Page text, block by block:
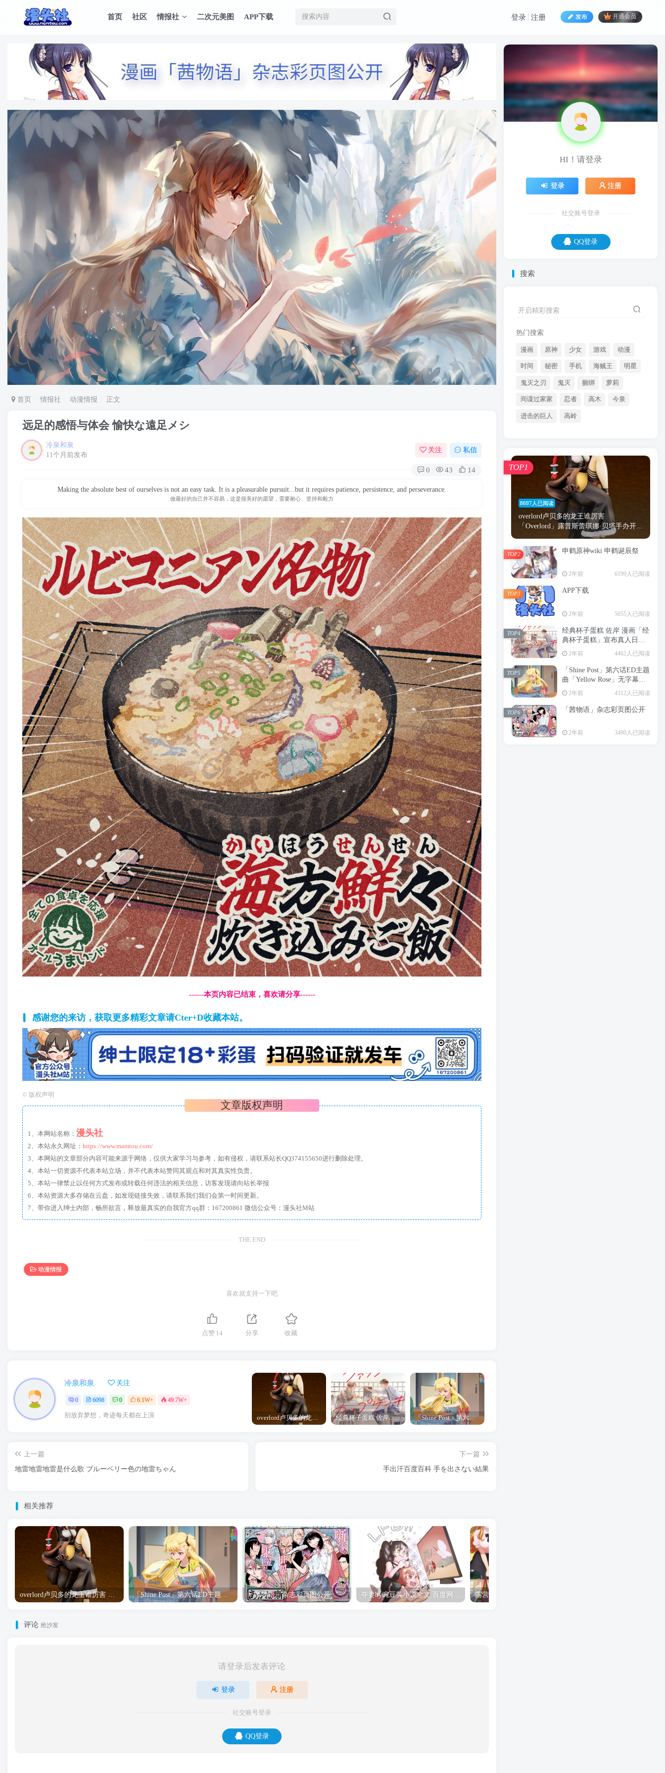
首页 社区 情报社 二次元美图 APP下载 发布 开通会员
登录 注册
首页 情报社 动漫情报 正文
远足的感悟与体会 愉快な遠足メシ
冷泉和泉
11个月前发布
关注 私信
0 43 14
Making the absolute best of ourselves is not an easy task. It is a pleasurable pursuit...but it requires patience, persistence, and perseverance.
做最好的自己并不容易，这是很美好的愿望，需要耐心、坚持和毅力
------本页内容已结束，喜欢请分享------
感谢您的来访，获取更多精彩文章请Cter+D收藏本站。
© 版权声明
文章版权声明
1、本网站名称： 漫头社
2、本站永久网址： https://www.mamtou.com/
3、本网站的文章部分内容可能来源于网络，仅供大家学习与参考，如有侵权，请联系站长QQ374155650进行删除处理。
4、本站一切资源不代表本站立场，并不代表本站赞同其观点和对其真实性负责。
5、本站一律禁止以任何方式发布或转载任何违法的相关信息，访客发现请向站长举报
6、本站资源大多存储在云盘，如发现链接失效，请联系我们我们会第一时间更新。
7、带你进入绅士内部，畅所欲言，释放最真实的自我官方qq群：167200861 微信公众号：漫头社M站
THE END
动漫情报
喜欢就支持一下吧
点赞 14 分享 收藏
冷泉和泉 关注
0 6098 0 6.1W+ 49.7W+
别放弃梦想，奇迹每天都在上演 overlord卢贝多的龙王谁厉害 「Overlord」露普斯蕾琪娜·贝塔手办开订 经典杯子蛋糕 佐岸 漫画「经典杯子蛋糕」宣布真人日剧化 「Shine Post」第六话ED主题曲「Yellow Rose」无字幕MV公开
上一篇
地雷地雷地雷是什么歌 ブルーベリー色の地雷ちゃん
下一篇
手出汗百度百科 手を出さない結果
相关推荐
overlord卢贝多的龙王谁厉害 「Overlord」露普斯蕾琪娜·贝塔手办开订 「Shine Post」第六话ED主题曲「Yellow Rose」无字幕MV公开 「茜物语」杂志彩页图公开 夺妻by豌豆荚小说全文 百度网盘 Duo!
评论 抢沙发
请登录后发表评论
登录 注册
社交账号登录
QQ登录
HI！请登录
登录 注册
社交账号登录
QQ登录
搜索
开启精彩搜索
热门搜索
漫画 原神 少女 游戏 动漫
时间 秘密 手机 海贼王 明星
鬼灭之刃 鬼灭 捆绑 萝莉
间谍过家家 忍者 高木 今泉
进击的巨人 高岭
8697人已阅读
overlord卢贝多的龙王谁厉害
「Overlord」露普斯蕾琪娜·贝塔手办开...
TOP1
申鹤原神wiki 申鹤诞辰祭
2年前 6199人已阅读
TOP2
APP下载
2年前 5055人已阅读
TOP3
经典杯子蛋糕 佐岸 漫画「经
典杯子蛋糕」宣布真人日剧
化
2年前 4462人已阅读
TOP4
「Shine Post」第六话ED主题
曲「Yellow Rose」无字幕MV
公开
2年前 4312人已阅读
TOP5
「茜物语」杂志彩页图公开
2年前 3490人已阅读
TOP6
HI！请登录
登录 注册
社交账号登录
QQ登录
何以解忧？唯有暴富。
时间 秘密 手机 海贼王
鬼灭 捆绑 萝莉
间谍过家家 忍者 高木
进击的巨人 高岭
8697人已阅读
overlord卢贝多的龙王谁厉害
「Overlord」露普斯蕾琪娜·贝塔手办开...
TOP1
申鹤原神wiki 申鹤诞辰祭
2年前 6199人已阅读
TOP2
APP下载
2年前 5055人已阅读
TOP3
经典杯子蛋糕 佐岸 漫画「经
典杯子蛋糕」宣布真人日剧
TOP4